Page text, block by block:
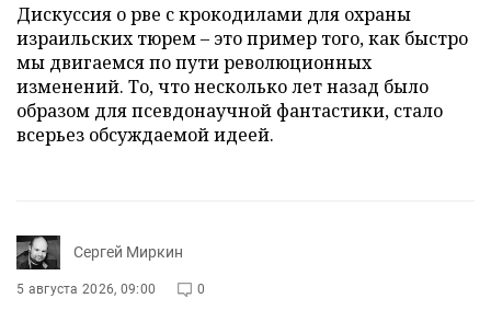
Дискуссия о рве с крокодилами для охраны
израильских тюрем – это пример того, как быстро
мы двигаемся по пути революционных
изменений. То, что несколько лет назад было
образом для псевдонаучной фантастики, стало
всерьез обсуждаемой идеей.
Сергей Миркин
5 августа 2026, 09:00 0